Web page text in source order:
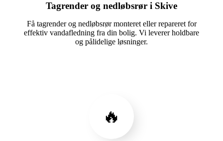
Tagrender og nedløbsrør i Skive
Få tagrender og nedløbsrør monteret eller repareret for
effektiv vandafledning fra din bolig. Vi leverer holdbare
og pålidelige løsninger.
🔥